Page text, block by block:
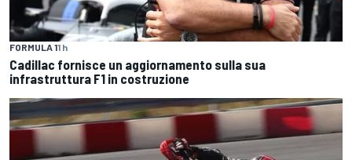
FORMULA 11 h
Cadillac fornisce un aggiornamento sulla sua
infrastruttura F1 in costruzione